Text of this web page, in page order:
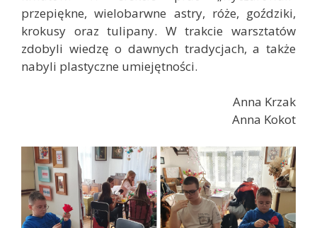
przepiękne, wielobarwne astry, róże, goździki,
krokusy oraz tulipany. W trakcie warsztatów
zdobyli wiedzę o dawnych tradycjach, a także
nabyli plastyczne umiejętności.
Anna Krzak
Anna Kokot